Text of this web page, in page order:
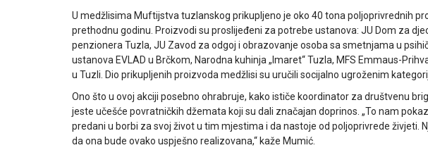
U medžlisima Muftijstva tuzlanskog prikupljeno je oko 40 tona poljoprivrednih
prethodnu godinu. Proizvodi su proslijeđeni za potrebe ustanova: JU Dom za
penzionera Tuzla, JU Zavod za odgoj i obrazovanje osoba sa smetnjama u
ustanova EVLAD u Brčkom, Narodna kuhinja „Imaret“ Tuzla, MFS Emmaus-
u Tuzli. Dio prikupljenih proizvoda medžlisi su uručili socijalno ugroženim
Ono što u ovoj akciji posebno ohrabruje, kako ističe koordinator za društvenu
jeste učešće povratničkih džemata koji su dali značajan doprinos. „To nam
predani u borbi za svoj život u tim mjestima i da nastoje od poljoprivrede živjeti.
da ona bude ovako uspješno realizovana,“ kaže Mumić.